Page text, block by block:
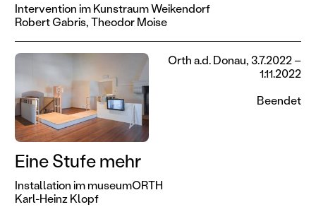
Intervention im Kunstraum Weikendorf
Robert Gabris,Theodor Moise
Eine Stufe mehr
Installation im museumORTH
Karl-Heinz Klopf
Orth a.d. Donau, 3.7.2022 –
1.11.2022
Beendet